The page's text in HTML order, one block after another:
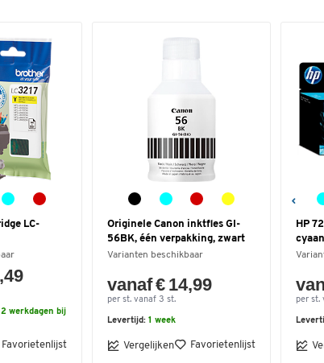
LC-
werkdagen bij
Favorietenlijst
Originele Canon inktfles GI-
56BK, één verpakking, zwart
Varianten beschikbaar
vanaf € 14,99
per st. vanaf 3 st.
Levertijd: 1 week
Vergelijken Favorietenlijst
HP
per st.